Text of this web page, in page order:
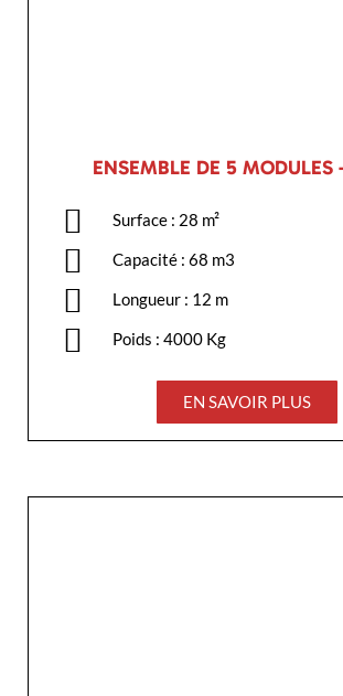
ENSEMBLE DE 5 MODULES
Surface : 28 m²
Capacité : 68 m3
Longueur : 12 m
Poids : 4000 Kg
EN SAVOIR PLUS